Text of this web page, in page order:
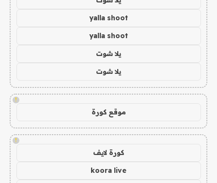
yalla shoot
yalla shoot
يلا شوت
يلا شوت
!
موقع كورة
!
كورة لايف
koora live